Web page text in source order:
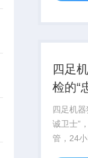
翼。而
四足
检的“
四足机
诚卫士”
管，24